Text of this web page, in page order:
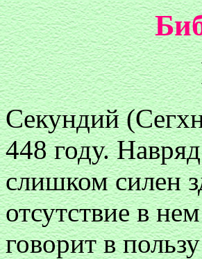
Секундий
448 году.
слишком силен
отсутствие в
говорит в